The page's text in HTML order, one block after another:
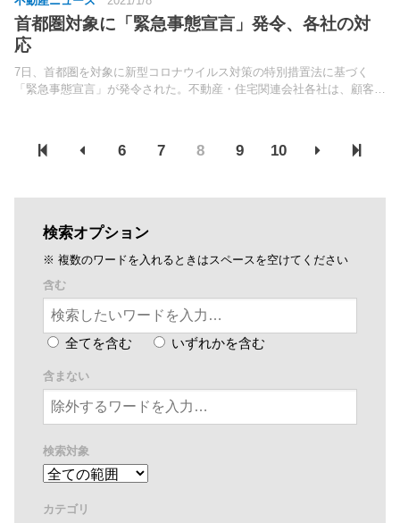
首都圏対象に「緊急事態宣言」発令、各社の対
応
7日、首都圏を対象に新型コロナウイルス対策の特別措置法に基づく
「緊急事態宣言」が発令された。不動産・住宅関連会社各社は、顧客の
6 7 8 9 10
検索オプション
※ 複数のワードを入れるときはスペースを空けてください
含む
全てを含む いずれかを含む
含まない
検索対象
カテゴリ